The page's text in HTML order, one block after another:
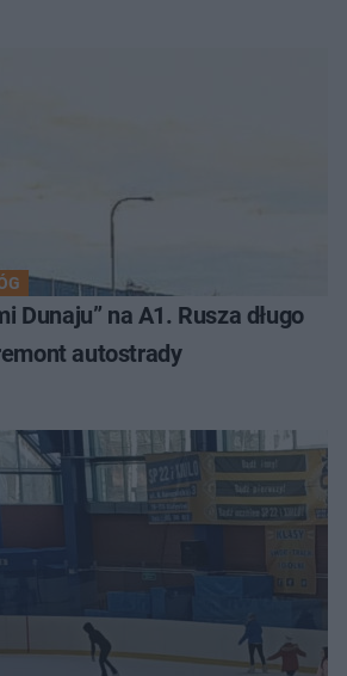
Dunaju” na A1. Rusza długo
autostrady